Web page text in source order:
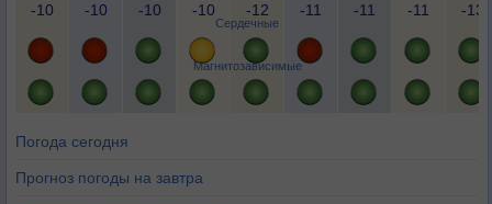
Сердечные
Магнитозависимые
-10 -10 -10 -10 -12 -11 -11 -11 -13
Погода сегодня
Прогноз погоды на завтра